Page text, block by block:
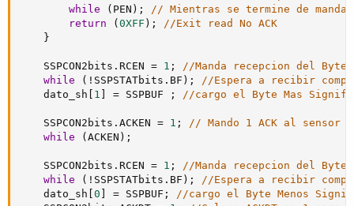
while
( PEN ) ;
// Mientras se termine de mandar
return
(0XFF ) ;
//Exit read No ACK
}
    SSPCON2bits
. RCEN = 1 ;
//Manda recepcion del
while
( ! SSPSTATbits . BF ) ;
//Espera a recibir
    dato_sh
[ 1 ] = SSPBUF ; //cargo el Byte Mas
    SSPCON2bits
. ACKEN = 1 ;
// Mando 1 ACK al sensor
while
(ACKEN ) ;
    SSPCON2bits
. RCEN = 1 ;
//Manda recepcion del
while
( ! SSPSTATbits . BF ) ;
//Espera a recibir
    dato_sh
[0 ] = SSPBUF ;
//cargo el Byte Menos